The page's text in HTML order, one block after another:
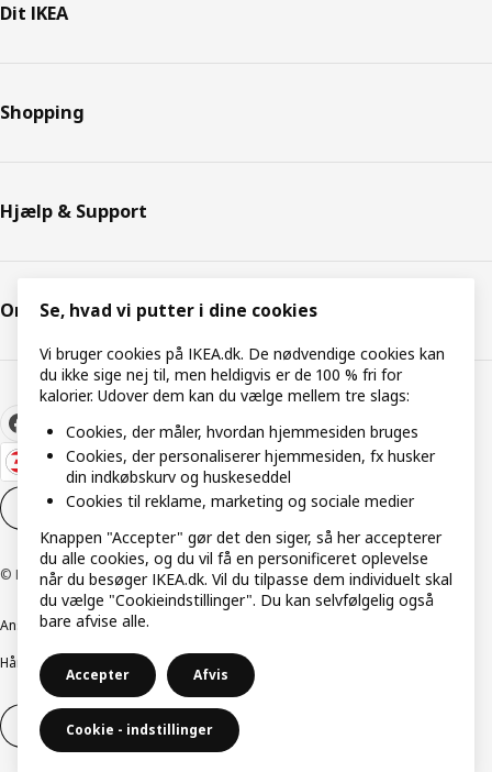
Dit IKEA
Shopping
Hjælp & Support
Om IKEA
Cookieindstillinger DA
© Inter IKEA Systems B.V. 1999-2026
Ansvarlig rapporteringCookiepolitik
Håndtering af persondata
Salgs- og leveringsbetingelser
Fortryd dit køb Fortryd dit køb af service
Se, hvad vi putter i dine cookies
Vi bruger cookies på IKEA.dk. De nødvendige cookies kan
du ikke sige nej til, men heldigvis er de 100 % fri for
kalorier. Udover dem kan du vælge mellem tre slags:
Cookies, der måler, hvordan hjemmesiden bruges
Cookies, der personaliserer hjemmesiden, fx husker
din indkøbskurv og huskeseddel
Cookies til reklame, marketing og sociale medier
Knappen "Accepter" gør det den siger, så her accepterer
du alle cookies, og du vil få en personificeret oplevelse
når du besøger IKEA.dk. Vil du tilpasse dem individuelt skal
du vælge "Cookieindstillinger". Du kan selvfølgelig også
bare afvise alle.
Accepter Afvis
Cookie - indstillinger